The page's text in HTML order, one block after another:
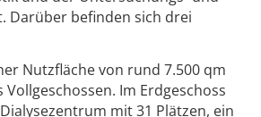
Darüber befinden sich drei
Nutzfläche von rund 7.500 qm
Vollgeschossen. Im Erdgeschoss
mit 31 Plätzen, ein